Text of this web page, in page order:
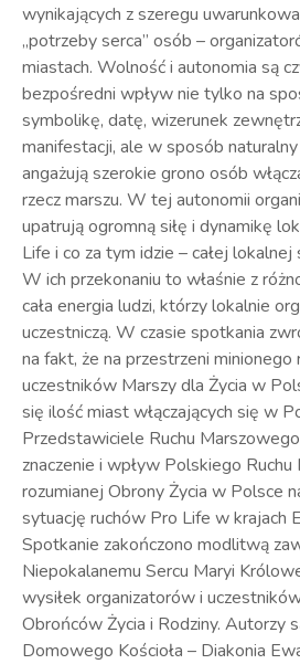
wynikających z szeregu
„potrzeby serca” osób –
miastach. Wolność i autonomia są
bezpośredni wpływ nie tylko na
symbolikę, datę, wizerunek
manifestacji, ale w sposób
angażują szerokie grono osób
rzecz marszu. W tej autonomii
upatrują ogromną siłę i dynamikę
Life i co za tym idzie – całej
W ich przekonaniu to właśnie z
cała energia ludzi, którzy lokalnie
uczestniczą. W czasie spotkania
na fakt, że na przestrzeni minionego
uczestników Marszy dla Życia w
się ilość miast włączających się w
Przedstawiciele Ruchu
znaczenie i wpływ Polskiego
rozumianej Obrony Życia w Polsce
sytuację ruchów Pro Life w krajach
Spotkanie zakończono modlitwą
Niepokalanemu Sercu Maryi
wysiłek organizatorów i
Obrońców Życia i Rodziny. Autorzy
Domowego Kościoła – Diakonia